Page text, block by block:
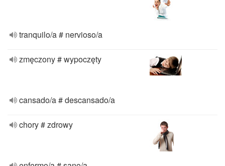
tranquilo/a # nervioso/a
zmęczony # wypoczęty
cansado/a # descansado/a
chory # zdrowy